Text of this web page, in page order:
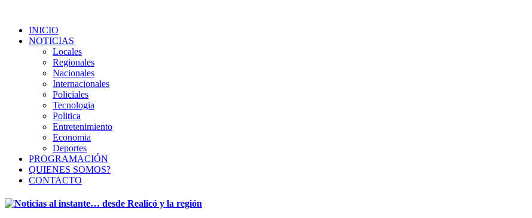
INICIO
NOTICIAS
Locales
Regionales
Nacionales
Internacionales
Policiales
Tecnologia
Politica
Entretenimiento
Economia
Deportes
PROGRAMACIÓN
QUIENES SOMOS?
CONTACTO